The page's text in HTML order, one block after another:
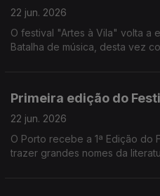
22 jun. 2026
O festival "Artes à Vila" volta a
Batalha de música, desta vez
Primeira edição do
22 jun. 2026
O Porto recebe a 1ª Edição do
trazer grandes nomes da